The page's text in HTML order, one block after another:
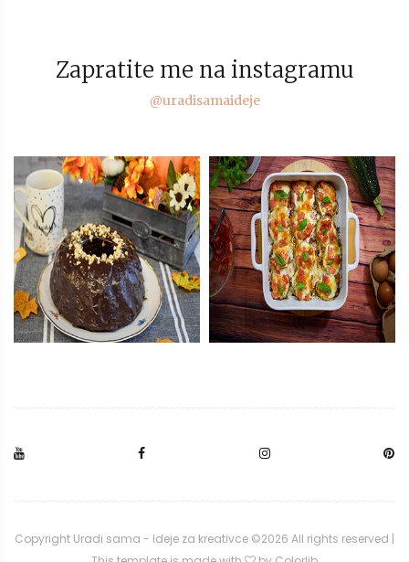
Zapratite me na instagramu
@uradisamaideje
Copyright Uradi sama - Ideje za kreativce ©2026 All rights reserved |